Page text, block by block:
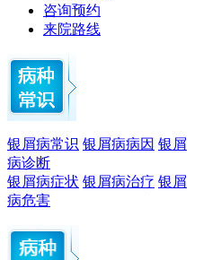
咨询预约
来院路线
银屑病常识 银屑病病因 银屑
病诊断
银屑病症状 银屑病治疗 银屑
病危害